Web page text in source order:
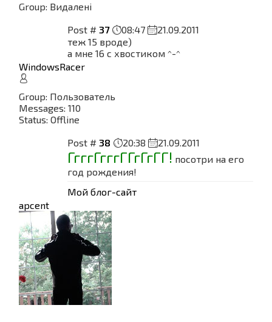
Group: Видалені
Post # 37 08:47
21.09.2011
теж 15 вроде)
а мне 16 с хвостиком ^-^
WindowsRacer
Group: Пользователь
Messages: 110
Status: Offline
Post # 38 20:38 21.09.2011
ГгггГгггГГгГгГГ! посотри на его
год рождения!
Мой блог-сайт
apcent